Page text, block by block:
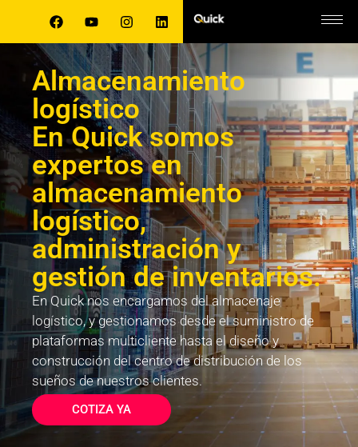
Almacenamiento
logístico
En Quick somos
expertos en
almacenamiento
logístico,
administración y
gestión de inventarios.
En Quick nos encargamos del almacenaje
logístico, y gestionamos desde el suministro de
plataformas multicliente hasta el diseño y
construcción del centro de distribución de los
sueños de nuestros clientes.
COTIZA YA